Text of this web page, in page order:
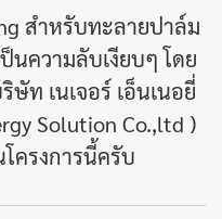
สำหรับทะลายปาล์ม
นความลับเงียบๆ โดย
ท เนเจอร์ เอ็นเนอยี่
Solution Co.,ltd )
ครงการนี้ครับ